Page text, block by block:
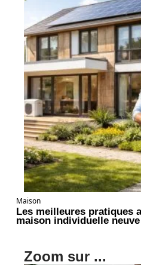
Maison
Les meilleures pratiques
maison individuelle neuve
Zoom sur ...